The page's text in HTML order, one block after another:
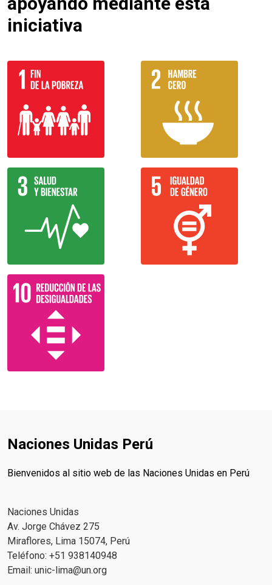
iniciativa
Naciones Unidas Perú
Bienvenidos al sitio web de las Naciones Unidas en Perú
Naciones Unidas
Av. Jorge Chávez 275
Miraflores, Lima 15074, Perú
Teléfono: +51 938140948
Email: unic-lima@un.org